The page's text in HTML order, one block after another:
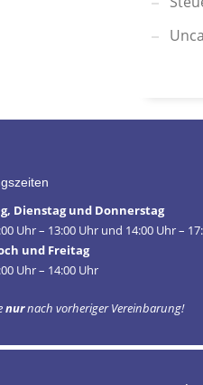
Dienstag und Donnerstag
Uhr – 13:00 Uhr und 14:00 Uhr –
und Freitag
Uhr – 14:00 Uhr
nurnach vorheriger Vereinbarung!